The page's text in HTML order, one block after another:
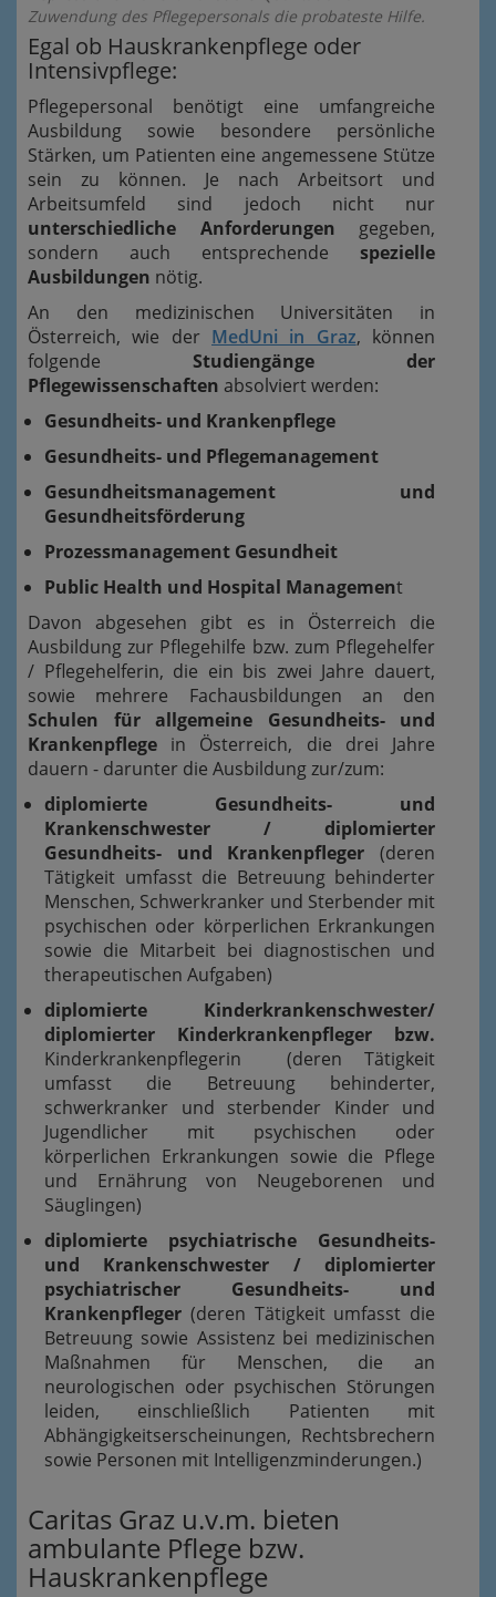
Zuwendung des Pflegepersonals die probateste Hilfe.
Egal ob Hauskrankenpflege oder
Intensivpflege:
Pflegepersonal benötigt eine umfangreiche
Ausbildung sowie besondere persönliche
Stärken, um Patienten eine angemessene Stütze
sein zu können. Je nach Arbeitsort und
Arbeitsumfeld sind jedoch nicht nur
unterschiedliche Anforderungen gegeben,
sondern auch entsprechende spezielle
Ausbildungen nötig.
An den medizinischen Universitäten in
Österreich, wie der MedUni in Graz, können
folgende Studiengänge der
Pflegewissenschaften absolviert werden:
Gesundheits- und Krankenpflege
Gesundheits- und Pflegemanagement
Gesundheitsmanagement und
Gesundheitsförderung
Prozessmanagement Gesundheit
Public Health und Hospital Management
Davon abgesehen gibt es in Österreich die
Ausbildung zur Pflegehilfe bzw. zum Pflegehelfer
/ Pflegehelferin, die ein bis zwei Jahre dauert,
sowie mehrere Fachausbildungen an den
Schulen für allgemeine Gesundheits- und
Krankenpflege in Österreich, die drei Jahre
dauern - darunter die Ausbildung zur/zum:
diplomierte Gesundheits- und
Krankenschwester / diplomierter
Gesundheits- und Krankenpfleger (deren
Tätigkeit umfasst die Betreuung behinderter
Menschen, Schwerkranker und Sterbender mit
psychischen oder körperlichen Erkrankungen
sowie die Mitarbeit bei diagnostischen und
therapeutischen Aufgaben)
diplomierte Kinderkrankenschwester/
diplomierter Kinderkrankenpfleger bzw.
Kinderkrankenpflegerin (deren Tätigkeit
umfasst die Betreuung behinderter,
schwerkranker und sterbender Kinder und
Jugendlicher mit psychischen oder
körperlichen Erkrankungen sowie die Pflege
und Ernährung von Neugeborenen und
Säuglingen)
diplomierte psychiatrische Gesundheits-
und Krankenschwester / diplomierter
psychiatrischer Gesundheits- und
Krankenpfleger (deren Tätigkeit umfasst die
Betreuung sowie Assistenz bei medizinischen
Maßnahmen für Menschen, die an
neurologischen oder psychischen Störungen
leiden, einschließlich Patienten mit
Abhängigkeitserscheinungen, Rechtsbrechern
sowie Personen mit Intelligenzminderungen.)
Caritas Graz u.v.m. bieten
ambulante Pflege bzw.
Hauskrankenpflege